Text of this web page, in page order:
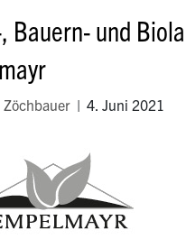
Bauern- und
| 4. Juni 2021